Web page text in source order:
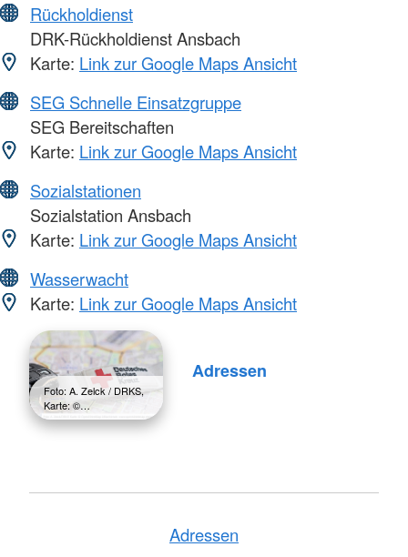
Rückholdienst
DRK-Rückholdienst Ansbach
Karte: Link zur Google Maps Ansicht
SEG Schnelle Einsatzgruppe
SEG Bereitschaften
Karte: Link zur Google Maps Ansicht
Sozialstationen
Sozialstation Ansbach
Karte: Link zur Google Maps Ansicht
Wasserwacht
Karte: Link zur Google Maps Ansicht
Foto: A. Zelck / DRKS,
Karte: ©…
Adressen
Adressen